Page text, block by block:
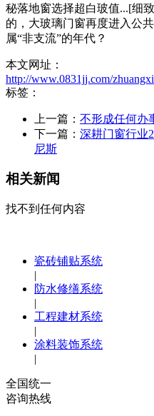
秘落地窗选择超白玻值...[细
的，大玻璃门窗再度进入公
属“非支流”的年代？
本文网址：
http://www.0831jj.com/
标签：
上一篇： 不形成任何办
下一篇： 深耕门窗行业
尼斯
相关新闻
找不到任何内容
瓷砖铺贴系统
|
防水修缮系统
|
工程建材系统
|
涂料装饰系统
|
全国统一
咨询热线